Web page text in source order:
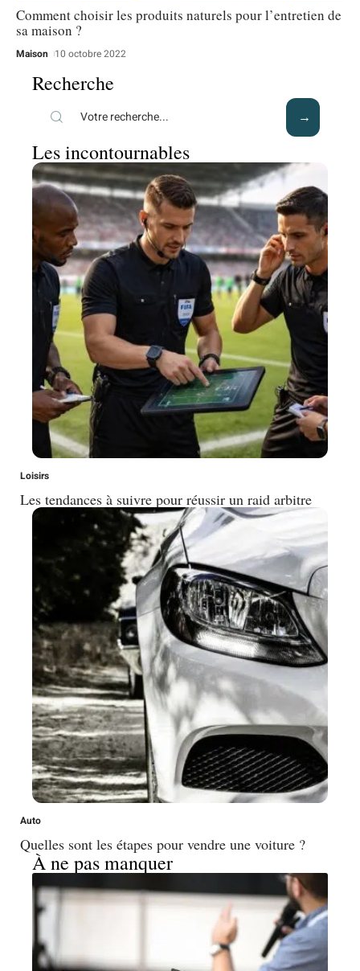
Comment choisir les produits naturels pour l’entretien de
sa maison ?
Maison 10 octobre 2022
Recherche
Les incontournables
Loisirs
Les tendances à suivre pour réussir un raid arbitre
Auto
Quelles sont les étapes pour vendre une voiture ?
À ne pas manquer